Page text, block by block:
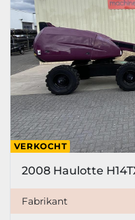
VERKOCHT
2008 Haulotte
Fabrikant